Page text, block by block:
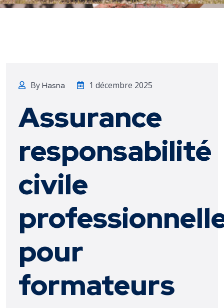
ByHasna 1 décembre 2025
Assurance
responsabilité
civile
pour
formateurs